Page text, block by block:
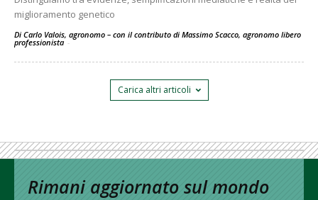
miglioramento genetico
Di Carlo Valois, agronomo – con il contributo di Massimo Scacco, agronomo libero
professionista -
Carica altri articoli
Rimani aggiornato sul mondo